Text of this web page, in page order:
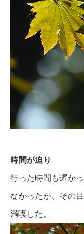
時間が迫り
行った時間も遅か
なかったが、その
満喫した。